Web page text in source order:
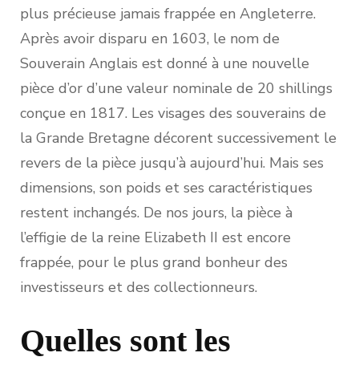
plus précieuse jamais frappée en Angleterre.
Après avoir disparu en 1603, le nom de
Souverain Anglais est donné à une nouvelle
pièce d’or d’une valeur nominale de 20 shillings
conçue en 1817. Les visages des souverains de
la Grande Bretagne décorent successivement le
revers de la pièce jusqu’à aujourd’hui. Mais ses
dimensions, son poids et ses caractéristiques
restent inchangés. De nos jours, la pièce à
l’effigie de la reine Elizabeth II est encore
frappée, pour le plus grand bonheur des
investisseurs et des collectionneurs.
Quelles sont les